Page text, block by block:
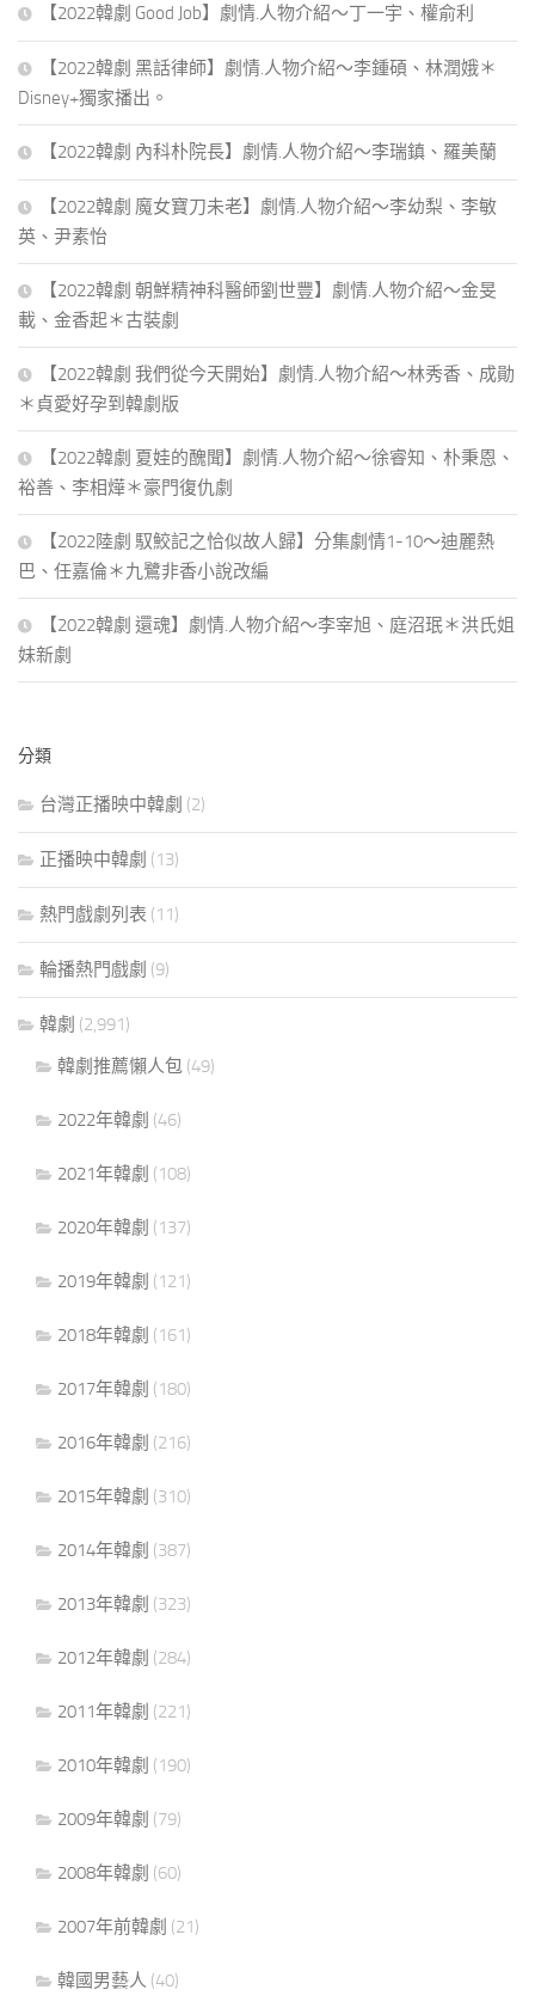
【2022韓劇 Good Job】劇情.人物介紹～丁一宇、權俞利
【2022韓劇 黑話律師】劇情.人物介紹～李鍾碩、林潤娥＊
Disney+獨家播出。
【2022韓劇 內科朴院長】劇情.人物介紹～李瑞鎮、羅美蘭
【2022韓劇 魔女寶刀未老】劇情.人物介紹～李幼梨、李敏
英、尹素怡
【2022韓劇 朝鮮精神科醫師劉世豐】劇情.人物介紹～金旻
載、金香起＊古裝劇
【2022韓劇 我們從今天開始】劇情.人物介紹～林秀香、成勛
＊貞愛好孕到韓劇版
【2022韓劇 夏娃的醜聞】劇情.人物介紹～徐睿知、朴秉恩、
裕善、李相燁＊豪門復仇劇
【2022陸劇 馭鮫記之恰似故人歸】分集劇情1-10～迪麗熱
巴、任嘉倫＊九鷺非香小說改編
【2022韓劇 還魂】劇情.人物介紹～李宰旭、庭沼珉＊洪氏姐
妹新劇
分類
台灣正播映中韓劇 (2)
正播映中韓劇 (13)
熱門戲劇列表 (11)
輪播熱門戲劇 (9)
韓劇 (2,991)
韓劇推薦懶人包 (49)
2022年韓劇 (46)
2021年韓劇 (108)
2020年韓劇 (137)
2019年韓劇 (121)
2018年韓劇 (161)
2017年韓劇 (180)
2016年韓劇 (216)
2015年韓劇 (310)
2014年韓劇 (387)
2013年韓劇 (323)
2012年韓劇 (284)
2011年韓劇 (221)
2010年韓劇 (190)
2009年韓劇 (79)
2008年韓劇 (60)
2007年前韓劇 (21)
韓國男藝人 (40)